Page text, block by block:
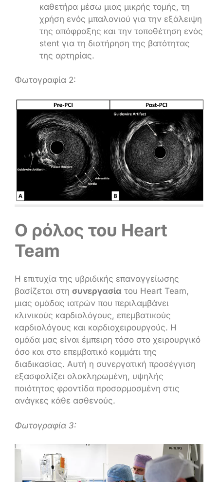
καθετήρα μέσω μιας μικρής τομής, τη
χρήση ενός μπαλονιού για την εξάλειψη
της απόφραξης και την τοποθέτηση ενός
stent για τη διατήρηση της βατότητας
της αρτηρίας.
Φωτογραφία 2:
Ο ρόλος του Heart
Team
Η επιτυχία της υβριδικής επαναγγείωσης
βασίζεται στη συνεργασία του Heart Team,
μιας ομάδας ιατρών που περιλαμβάνει
κλινικούς καρδιολόγους, επεμβατικούς
καρδιολόγους και καρδιοχειρουργούς. Η
ομάδα μας είναι έμπειρη τόσο στο χειρουργικό
όσο και στο επεμβατικό κομμάτι της
διαδικασίας. Αυτή η συνεργατική προσέγγιση
εξασφαλίζει ολοκληρωμένη, υψηλής
ποιότητας φροντίδα προσαρμοσμένη στις
ανάγκες κάθε ασθενούς.
Φωτογραφία 3: